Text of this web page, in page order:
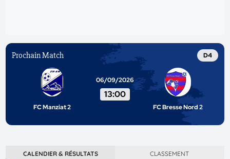
Prochain Match D4
FC Manziat 2
06/09/2026
13:00
FC Bresse Nord 2
CALENDIER & RÉSULTATS CLASSEMENT